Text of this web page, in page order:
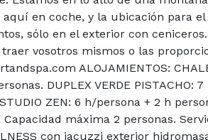
en coche, y la ubicación para el
sólo en el exterior con
vosotros mismos o las
ALOJAMIENTOS:
DUPLEX VERDE PISTACHO:
ZEN: 6 h/persona + 2 h
Capacidad máxima 2 personas.
con jacuzzi exterior